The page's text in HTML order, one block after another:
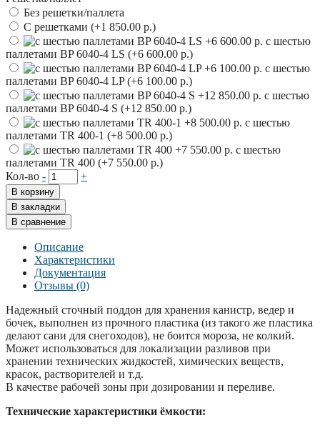
Без решетки/паллета
С решетками (+1 850.00 р.)
с шестью
паллетами BP 6040-4 LS (+6 600.00 р.)
с шестью
паллетами BP 6040-4 LP (+6 100.00 р.)
с шестью
паллетами BP 6040-4 S (+12 850.00 р.)
с шестью
паллетами TR 400-1 (+8 500.00 р.)
с шестью
паллетами TR 400 (+7 550.00 р.)
Кол-во - +
В корзину
В закладки
В сравнение
Описание
Характеристики
Документация
Отзывы (0)
Надежный сточный поддон для хранения канистр, ведер и
бочек, выполнен из прочного пластика (из такого же пластика
делают сани для снегоходов), не боится мороза, не колкий.
Может использоваться для локализации разливов при
хранении технических жидкостей, химических веществ,
красок, растворителей и т.д.
В качестве рабочей зоны при дозировании и переливе.
Технические характеристики ёмкости: